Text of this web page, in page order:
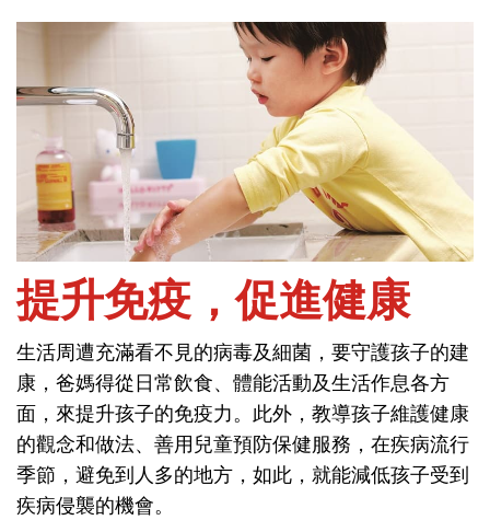
首頁 問健康-保健與疾病
提升免疫，促進健康
生活周遭充滿看不見的病毒及細菌，要守護孩子的建
康，爸媽得從日常飲食、體能活動及生活作息各方
面，來提升孩子的免疫力。此外，教導孩子維護健康
的觀念和做法、善用兒童預防保健服務，在疾病流行
季節，避免到人多的地方，如此，就能減低孩子受到
疾病侵襲的機會。
提升免疫，促進健康
生活周遭充滿看不見的病毒及細菌，要守護孩子的建
康，爸媽得從日常飲食、體能活動及生活作息各方
面，來提升孩子的免疫力。此外，教導孩子維護健康